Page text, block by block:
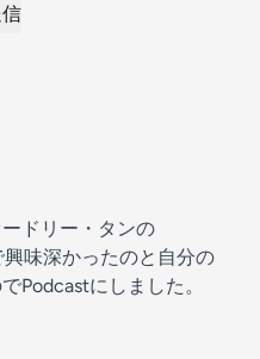
ドリー・タンの
味深かったのと自分の
Podcastにしました。